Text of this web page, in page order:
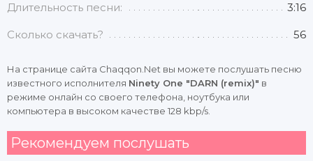
Длительность песни: 3:16
Сколько скачать? 56
На странице сайта Chaqqon.Net вы можете послушать песню
известного исполнителя Ninety One "DARN (remix)" в
режиме онлайн со своего телефона, ноутбука или
компьютера в высоком качестве 128 kbp/s.
Рекомендуем послушать